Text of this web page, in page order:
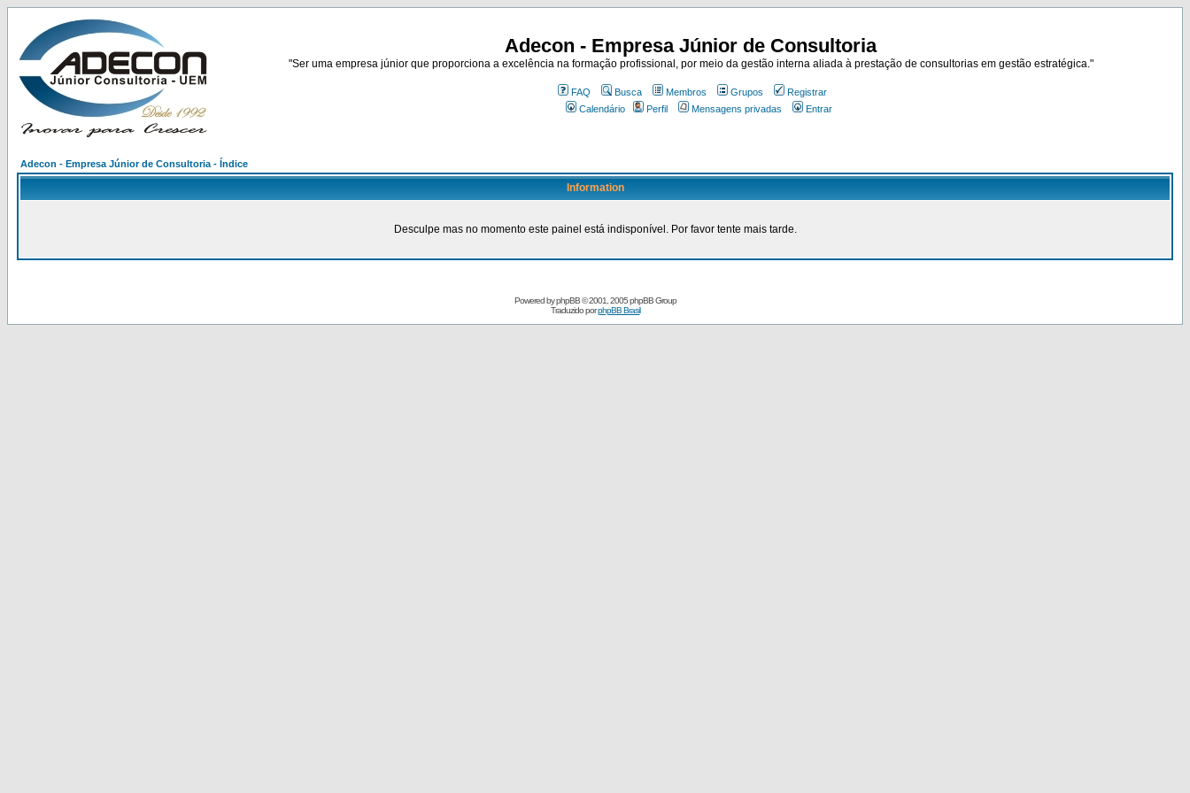
Adecon - Empresa Júnior de Consultoria
"Ser uma empresa júnior que proporciona a excelência na formação profissional, por meio da gestão interna aliada à prestação de consultorias em gestão estratégica."
FAQ Busca Membros Grupos
Registrar
Calendário
Perfil Mensagens privadas Entrar
Adecon - Empresa Júnior de Consultoria - Índice
Information
Desculpe mas no momento este painel está indisponível. Por favor tente mais tarde.
Powered byphpBB© 2001, 2005 phpBB Group
Traduzido porphpBB Brasil